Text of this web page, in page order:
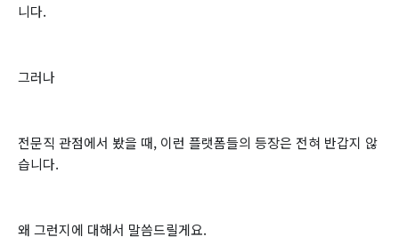
니다.
그러나
전문직 관점에서 봤을 때, 이런 플랫폼들의 등장은 전혀 반갑지 않
습니다.
왜 그런지에 대해서 말씀드릴게요.